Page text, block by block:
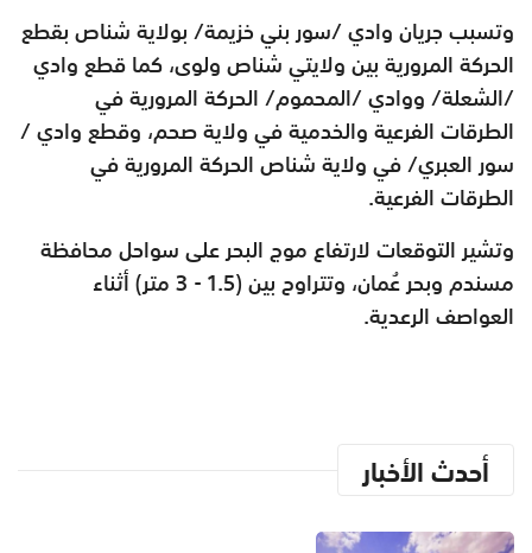
وتسبب جريان وادي /سور بني خزيمة/ بولاية شناص بقطع
الحركة المرورية بين ولايتي شناص ولوى، كما قطع وادي
/الشعلة/ ووادي /المحموم/ الحركة المرورية في
الطرقات الفرعية والخدمية في ولاية صحم، وقطع وادي /
سور العبري/ في ولاية شناص الحركة المرورية في
الطرقات الفرعية.
وتشير التوقعات لارتفاع موج البحر على سواحل محافظة
مسندم وبحر عُمان، وتتراوح بين (1.5 - 3 متر) أثناء
العواصف الرعدية.
أحدث الأخبار